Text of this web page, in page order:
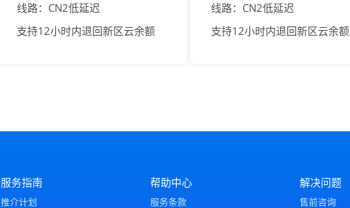
线路：CN2低延迟
支持12小时内退回新区云余额
线路：CN2低延迟
支持12小时内退回新区云余额
服务指南
推介计划
帮助中心
服务条款
解决问题
售前咨询